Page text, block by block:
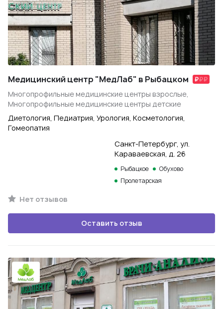
Медицинский центр "МедЛаб" в Рыбацком
Многопрофильные медицинские центры взрослые,
Многопрофильные медицинские центры детские
Диетология, Педиатрия, Урология, Косметология,
Гомеопатия
Санкт-Петербург, ул.
Караваевская, д. 26
Рыбацкое
Обухово
Пролетарская
Нет отзывов
Оставить отзыв